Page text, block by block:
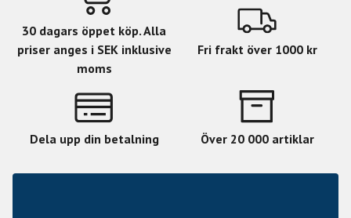
30 dagars öppet köp. Alla
priser anges i SEK inklusive
moms
Fri frakt över 1000 kr
Dela upp din betalning Över 20 000 artiklar